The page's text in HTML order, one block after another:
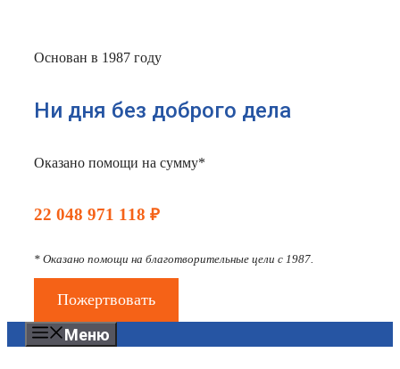
Основан в 1987 году
Ни дня без доброго дела
Оказано помощи на сумму*
22 048 971 118 ₽
* Оказано помощи на благотворительные цели с 1987.
Пожертвовать
Меню